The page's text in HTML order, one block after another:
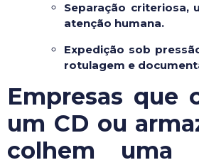
Separação criteriosa,
atenção humana.
Expedição sob
rotulagem e
Empresas que
um CD ou
colhem uma